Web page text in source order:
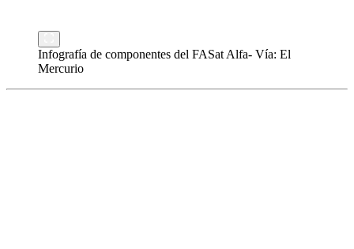
Infografía de componentes del FASat Alfa- Vía: El
Mercurio